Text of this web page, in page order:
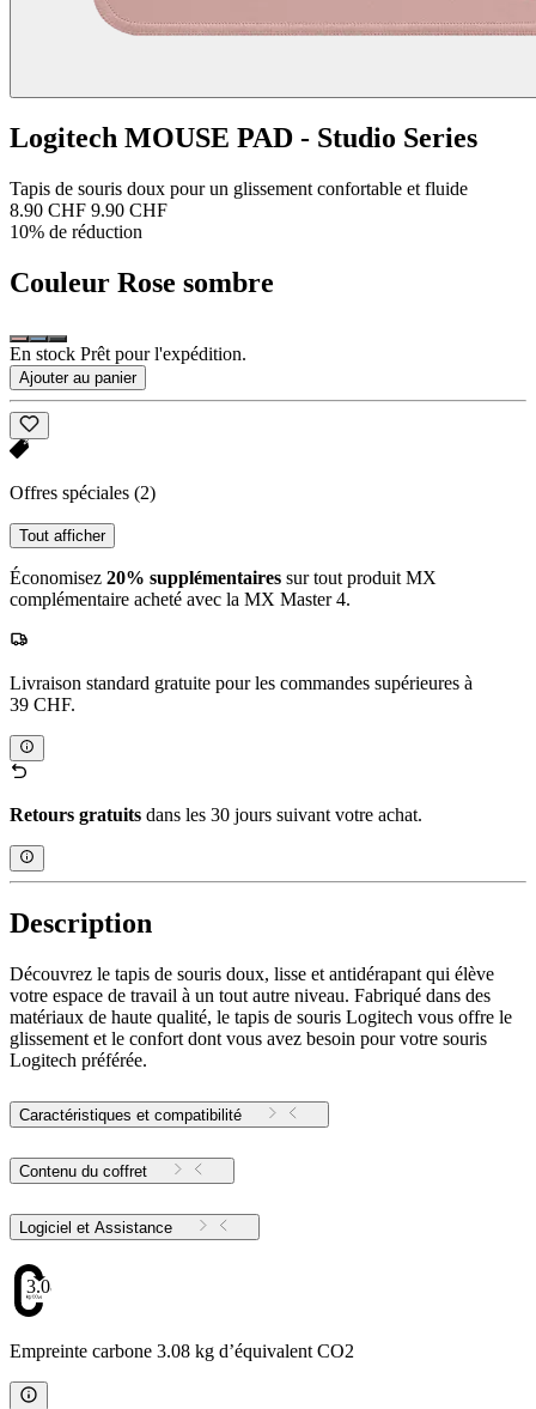
Logitech MOUSE PAD - Studio Series
Tapis de souris doux pour un glissement confortable et fluide
8.90 CHF 9.90 CHF
10% de réduction
Couleur Rose sombre
En stock Prêt pour l'expédition.
Ajouter au panier
Offres spéciales (2)
Tout afficher
Économisez 20% supplémentaires sur tout produit MX
complémentaire acheté avec la MX Master 4.
Livraison standard gratuite pour les commandes supérieures à
39 CHF.
Retours gratuits dans les 30 jours suivant votre achat.
Description
Découvrez le tapis de souris doux, lisse et antidérapant qui élève
votre espace de travail à un tout autre niveau. Fabriqué dans des
matériaux de haute qualité, le tapis de souris Logitech vous offre le
glissement et le confort dont vous avez besoin pour votre souris
Logitech préférée.
Caractéristiques et compatibilité
Contenu du coffret
Logiciel et Assistance
3.08
Empreinte carbone 3.08 kg d’équivalent CO2